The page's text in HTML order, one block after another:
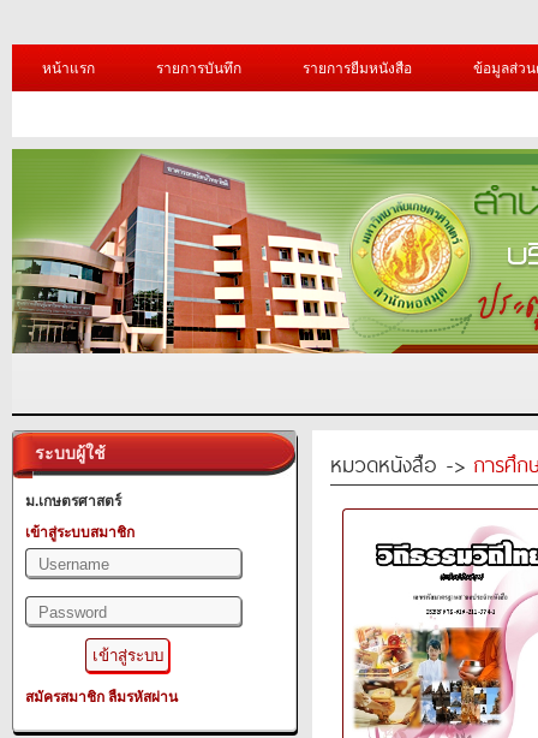
หน้าแรก รายการบันทึก รายการยืมหนังสือ ข้อมูลส่ว
ระบบผู้ใช้
ม.เกษตรศาสตร์
เข้าสู่ระบบสมาชิก
สมัครสมาชิก ลืมรหัสผ่าน
หมวดหนังสือ -> การศึก